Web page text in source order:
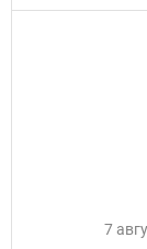
7